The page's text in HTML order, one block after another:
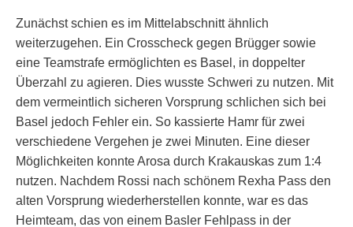
Zunächst schien es im Mittelabschnitt ähnlich
weiterzugehen. Ein Crosscheck gegen Brügger sowie
eine Teamstrafe ermöglichten es Basel, in doppelter
Überzahl zu agieren. Dies wusste Schweri zu nutzen. Mit
dem vermeintlich sicheren Vorsprung schlichen sich bei
Basel jedoch Fehler ein. So kassierte Hamr für zwei
verschiedene Vergehen je zwei Minuten. Eine dieser
Möglichkeiten konnte Arosa durch Krakauskas zum 1:4
nutzen. Nachdem Rossi nach schönem Rexha Pass den
alten Vorsprung wiederherstellen konnte, war es das
Heimteam, das von einem Basler Fehlpass in der